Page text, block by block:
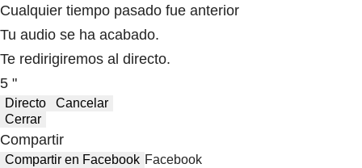
Cualquier tiempo pasado fue anterior
Tu audio se ha acabado.
Te redirigiremos al directo.
5 "
Directo
Cancelar
Cerrar
Compartir
Compartir en Facebook Facebook